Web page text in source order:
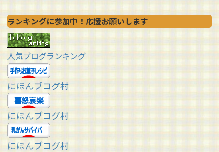
ランキングに参加中！応援お願いします
人気ブログランキング
にほんブログ村
にほんブログ村
にほんブログ村